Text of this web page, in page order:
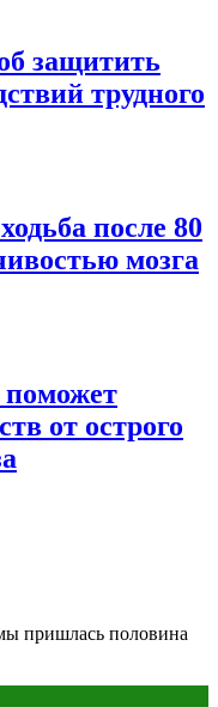
защитить
трудного
после 80
мозга
от острого
пришлась половина